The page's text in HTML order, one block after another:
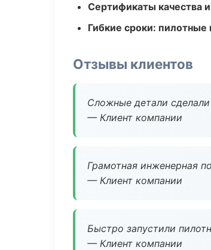
Сертификаты качества
Гибкие сроки: пилотные
Отзывы клиентов
Сложные детали
— Клиент компании
Грамотная инженерная
— Клиент компании
Быстро запустили
— Клиент компании